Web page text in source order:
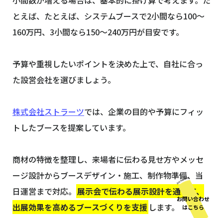
とえば、たとえば、システムブースで2小間なら100〜
160万円、3小間なら150〜240万円が目安です。
予算や重視したいポイントを決めた上で、自社に合っ
た設営会社を選びましょう。
株式会社ストラーツでは、企業の目的や予算にフィッ
トしたブースを提案しています。
商材の特徴を整理し、来場者に伝わる見せ方やメッセ
ージ設計からブースデザイン・施工、制作物準備、当
日運営まで対応。 展示会で伝わる展示設計を通じて、
出展効果を高めるブースづくりを支援 します。
お問い合わせ
はこちら